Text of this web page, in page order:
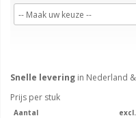
Snelle levering in Nederland
Prijs per stuk
Aantal